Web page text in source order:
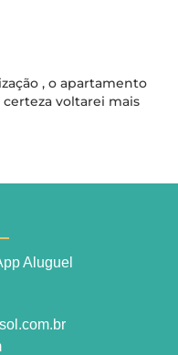
, o apartamento
voltarei mais
Aluguel